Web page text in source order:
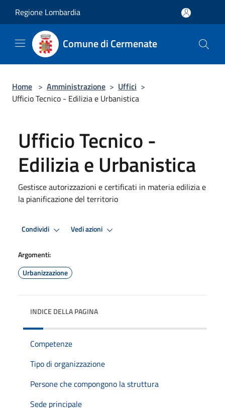
Regione Lombardia
Comune di Cermenate
Home > Amministrazione > Uffici >
Ufficio Tecnico - Edilizia e Urbanistica
Ufficio Tecnico -
Edilizia e Urbanistica
Gestisce autorizzazioni e certificati in materia edilizia e
la pianificazione del territorio
Condividi Vedi azioni
Argomenti:
Urbanizzazione
INDICE DELLA PAGINA
Competenze
Tipo di organizzazione
Persone che compongono la struttura
Sede principale